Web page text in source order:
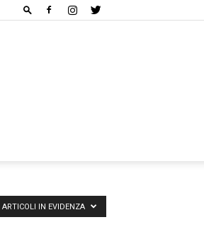
ARTICOLI IN EVIDENZA